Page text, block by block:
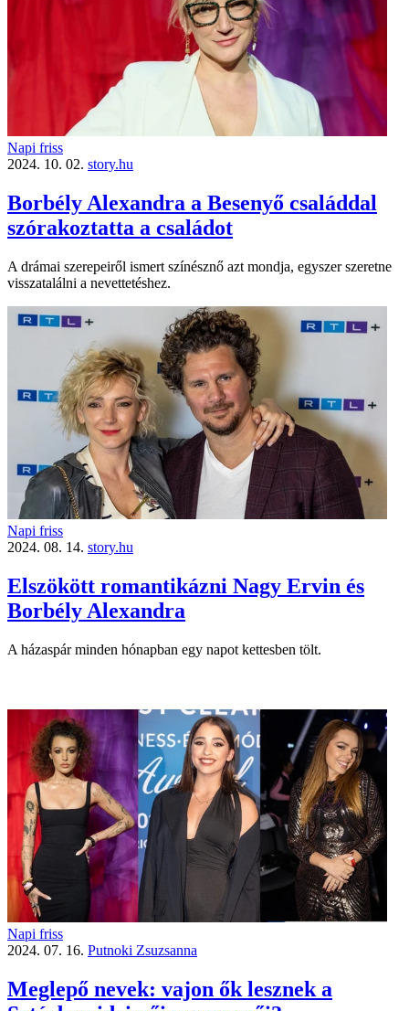
Napi friss
2024. 10. 02. story.hu
Borbély Alexandra a Besenyő családdal
szórakoztatta a családot
A drámai szerepeiről ismert színésznő azt mondja, egyszer szeretne
visszatalálni a nevettetéshez.
Napi friss
2024. 08. 14. story.hu
Elszökött romantikázni Nagy Ervin és
Borbély Alexandra
A házaspár minden hónapban egy napot kettesben tölt.
Napi friss
2024. 07. 16. Putnoki Zsuzsanna
Meglepő nevek: vajon ők lesznek a